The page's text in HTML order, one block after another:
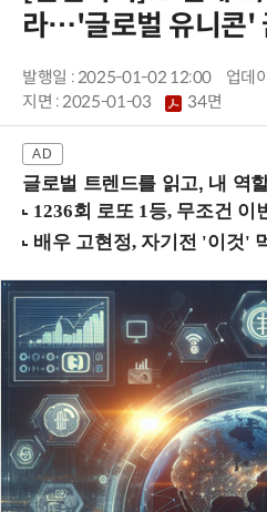
라…'글로벌 유니콘'
발행일 : 2025-01-02 12:00
업데
지면 :2025-01-03 34면
글로벌 트렌드를 읽고, 내 역할을 가늠하는 소